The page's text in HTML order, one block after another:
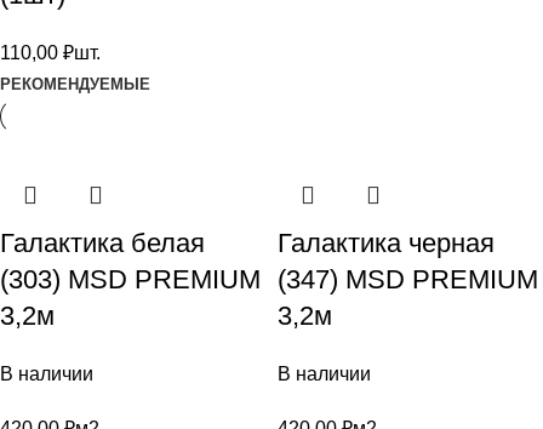
110,00 ₽шт.
РЕКОМЕНДУЕМЫЕ
Галактика белая
(303) MSD PREMIUM
3,2м
В наличии
Галактика черная
(347) MSD PREMIUM
3,2м
В наличии